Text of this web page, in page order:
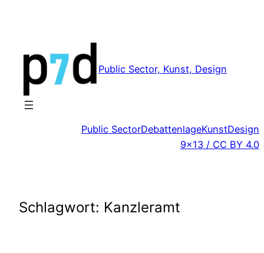
Public Sector, Kunst, Design
Public SectorDebattenlageKunstDesign
9×13 / CC BY 4.0
Schlagwort: Kanzleramt